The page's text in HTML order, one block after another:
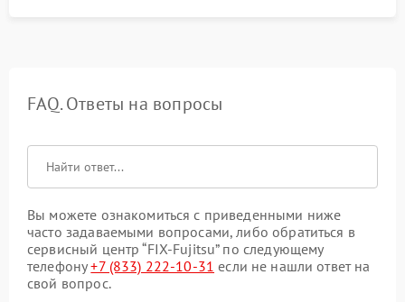
FAQ. Ответы на вопросы
Вы можете ознакомиться с приведенными ниже
часто задаваемыми вопросами, либо обратиться в
сервисный центр “FIX-Fujitsu” по следующему
телефону+7 (833) 222-10-31 если не нашли ответ на
свой вопрос.